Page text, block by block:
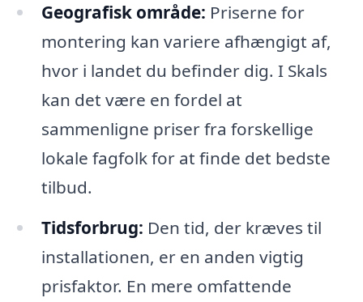
Geografisk område: Priserne for
montering kan variere afhængigt af,
hvor i landet du befinder dig. I Skals
kan det være en fordel at
sammenligne priser fra forskellige
lokale fagfolk for at finde det bedste
tilbud.
Tidsforbrug: Den tid, der kræves til
installationen, er en anden vigtig
prisfaktor. En mere omfattende